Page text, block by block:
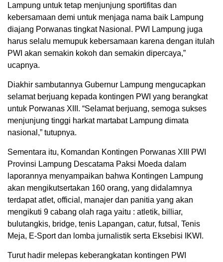
Lampung untuk tetap menjunjung sportifitas dan
kebersamaan demi untuk menjaga nama baik Lampung
diajang Porwanas tingkat Nasional. PWI Lampung juga
harus selalu memupuk kebersamaan karena dengan itulah
PWI akan semakin kokoh dan semakin dipercaya,”
ucapnya.
Diakhir sambutannya Gubernur Lampung mengucapkan
selamat berjuang kepada kontingen PWI yang berangkat
untuk Porwanas XIII. “Selamat berjuang, semoga sukses
menjunjung tinggi harkat martabat Lampung dimata
nasional,” tutupnya.
Sementara itu, Komandan Kontingen Porwanas XIII PWI
Provinsi Lampung Descatama Paksi Moeda dalam
laporannya menyampaikan bahwa Kontingen Lampung
akan mengikutsertakan 160 orang, yang didalamnya
terdapat atlet, official, manajer dan panitia yang akan
mengikuti 9 cabang olah raga yaitu : atletik, billiar,
bulutangkis, bridge, tenis Lapangan, catur, futsal, Tenis
Meja, E-Sport dan lomba jurnalistik serta Eksebisi IKWI.
Turut hadir melepas keberangkatan kontingen PWI